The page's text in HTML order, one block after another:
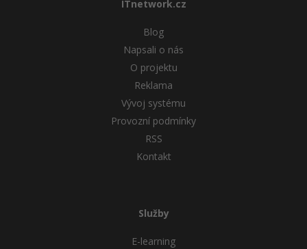
ITnetwork.cz
Blog
Napsali o nás
O projektu
Reklama
Vývoj systému
Provozní podmínky
RSS
Kontakt
Služby
E-learning